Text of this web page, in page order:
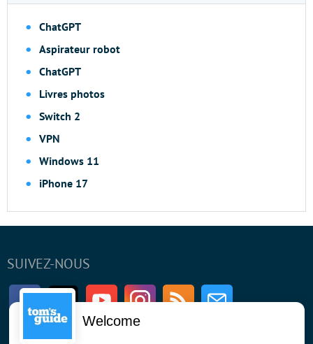
ChatGPT
Aspirateur robot
ChatGPT
Livres photos
Switch 2
VPN
Windows 11
iPhone 17
SUIVEZ-NOUS
FacebookTwitter Youtube InstagramRSS Newsletter
Welcome